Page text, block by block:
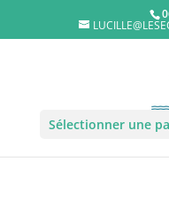
Sélectionner une